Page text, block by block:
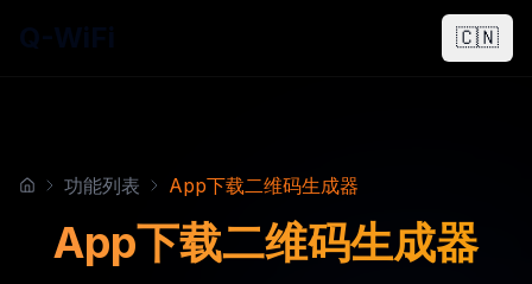
🇨🇳
功能列表 App下载二维码生成器
App下载二维码生成器